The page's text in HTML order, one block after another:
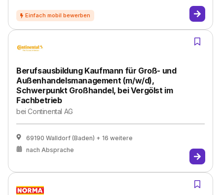
Berufsausbildung Kaufmann für Groß- und
Außenhandelsmanagement (m/w/d),
Schwerpunkt Großhandel, bei Vergölst im
Fachbetrieb
beiContinental AG
69190 Walldorf (Baden) + 16 weitere
nach Absprache